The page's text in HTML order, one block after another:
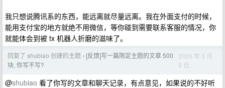
我只想说腾讯系的东西，能远离就尽量远离。我在外面支付的时候，
能用支付宝的地方就绝不用微信，等你碰到需要联系客服的情况，你
就能体会到被 tx 机器人折磨的滋味了。
回复了 shubiao 创建的主题 › [反馈]写一篇限定主题的文章 500
块, 你写不写?
2024 年 3 月
9 日
@shubiao 看了你写的文章和聊天记录，有点意见，如果说的不好听